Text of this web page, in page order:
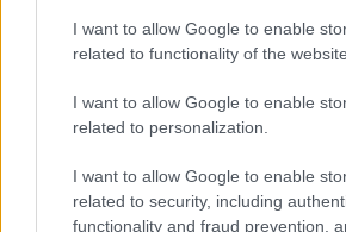
I want to allow Google to enable
related to functionality of the
I want to allow Google to enable
related to personalization.
I want to allow Google to enable
related to security, including
functionality and fraud prevention,
ΔΥΠΑ: 1.000 προσλήψεις
1.250€ - Πού θα κάνετε